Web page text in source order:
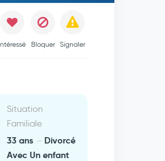
Bloquer Signaler
Situation
Familiale
33 ans
Divorcé
Avec Un enfant